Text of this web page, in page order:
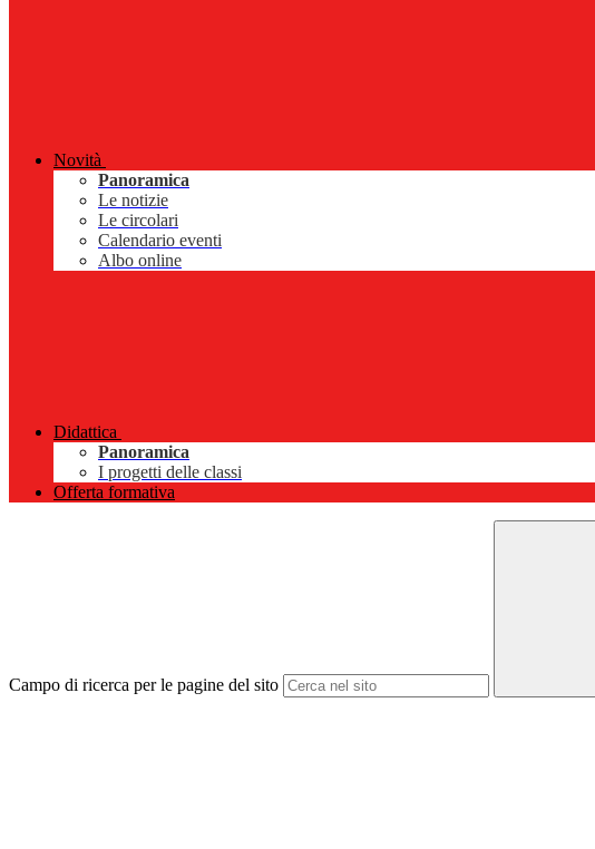
Novità
Panoramica
Le notizie
Le circolari
Calendario eventi
Albo online
Didattica
Panoramica
I progetti delle classi
Offerta formativa
Campo di ricerca per le pagine del sito